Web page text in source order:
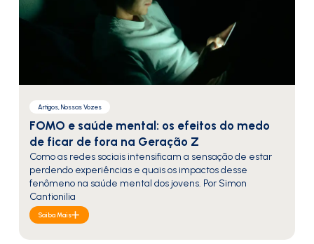
Artigos, Nossas Vozes
FOMO e saúde mental: os efeitos do medo
de ficar de fora na Geração Z
Como as redes sociais intensificam a sensação de estar
perdendo experiências e quais os impactos desse
fenômeno na saúde mental dos jovens. Por Simon
Cantionilia
Saiba Mais